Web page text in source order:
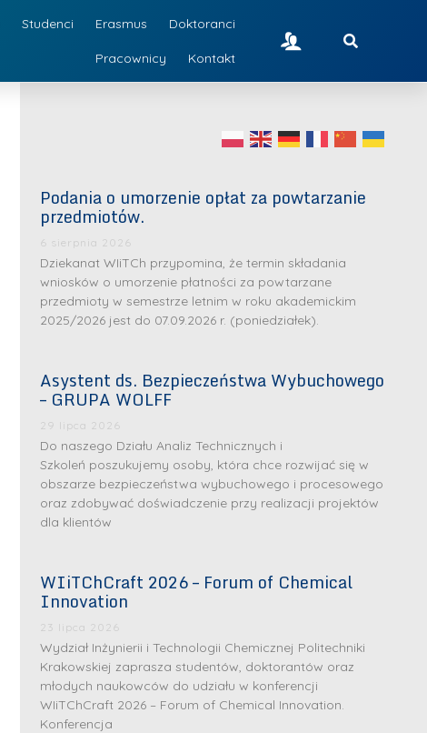
Studenci Erasmus Doktoranci
Pracownicy Kontakt
Podania o umorzenie opłat za powtarzanie
przedmiotów.
6 sierpnia 2026
Dziekanat WIiTCh przypomina, że termin składania
wniosków o umorzenie płatności za powtarzane
przedmioty w semestrze letnim w roku akademickim
2025/2026 jest do 07.09.2026 r. (poniedziałek).
Asystent ds. Bezpieczeństwa Wybuchowego
– GRUPA WOLFF
29 lipca 2026
Do naszego Działu Analiz Technicznych i
Szkoleń poszukujemy osoby, która chce rozwijać się w
obszarze bezpieczeństwa wybuchowego i procesowego
oraz zdobywać doświadczenie przy realizacji projektów
dla klientów
WIiTChCraft 2026 – Forum of Chemical
Innovation
23 lipca 2026
Wydział Inżynierii i Technologii Chemicznej Politechniki
Krakowskiej zaprasza studentów, doktorantów oraz
młodych naukowców do udziału w konferencji
WIiTChCraft 2026 – Forum of Chemical Innovation.
Konferencja